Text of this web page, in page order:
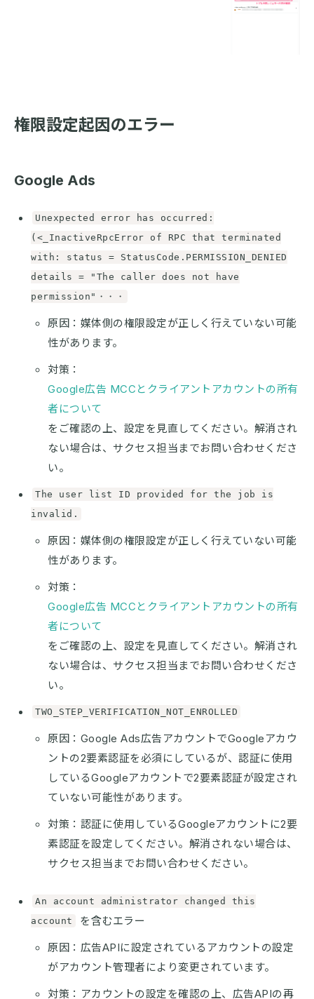
権限設定起因のエラー
Google Ads
Unexpected error has occurred:
(<_InactiveRpcError of RPC that terminated
with: status = StatusCode.PERMISSION_DENIED
details = "The caller does not have
permission"・・・
原因：媒体側の権限設定が正しく行えていない可能
性があります。
対策：
Google広告 MCCとクライアントアカウントの所有
者について
をご確認の上、設定を見直してください。解消され
ない場合は、サクセス担当までお問い合わせくださ
い。
The user list ID provided for the job is
invalid.
原因：媒体側の権限設定が正しく行えていない可能
性があります。
対策：
Google広告 MCCとクライアントアカウントの所有
者について
をご確認の上、設定を見直してください。解消され
ない場合は、サクセス担当までお問い合わせくださ
い。
TWO_STEP_VERIFICATION_NOT_ENROLLED
原因：Google Ads広告アカウントでGoogleアカウ
ントの2要素認証を必須にしているが、認証に使用
しているGoogleアカウントで2要素認証が設定され
ていない可能性があります。
対策：認証に使用しているGoogleアカウントに2要
素認証を設定してください。解消されない場合は、
サクセス担当までお問い合わせください。
An account administrator changed this
account
を含むエラー
原因：広告APIに設定されているアカウントの設定
がアカウント管理者により変更されています。
対策：アカウントの設定を確認の上、広告APIの再